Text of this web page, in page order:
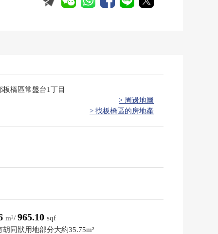
板橋區常盤台1丁目
> 周邊地圖
> 找板橋區的房地產
m²/ 965.10 sqf
同狀用地部分大約35.75m²